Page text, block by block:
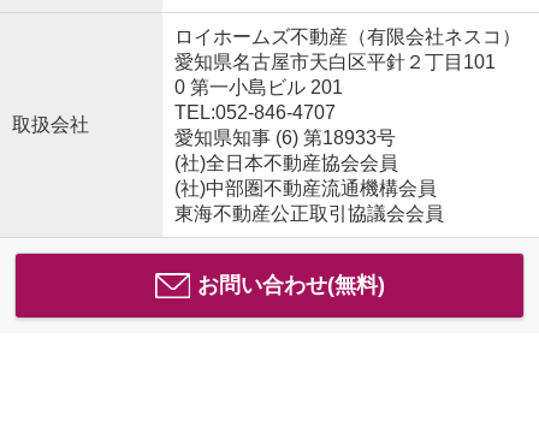
取扱会社
ロイホームズ不動産（有限会社ネスコ）
愛知県名古屋市天白区平針２丁目101
0 第一小島ビル 201
TEL:052-846-4707
愛知県知事 (6) 第18933号
(社)全日本不動産協会会員
(社)中部圏不動産流通機構会員
東海不動産公正取引協議会会員
お問い合わせ(無料)